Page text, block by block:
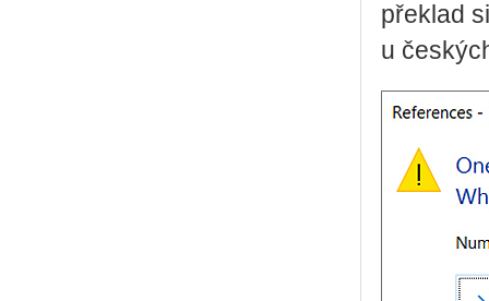
překlad
u